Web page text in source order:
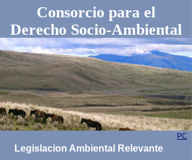
Consorcio para el
Derecho Socio-Ambiental
PC
Legislacion Ambiental Relevante